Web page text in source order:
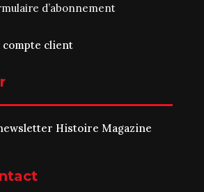
d’abonnement
compte client
Histoire Magazine